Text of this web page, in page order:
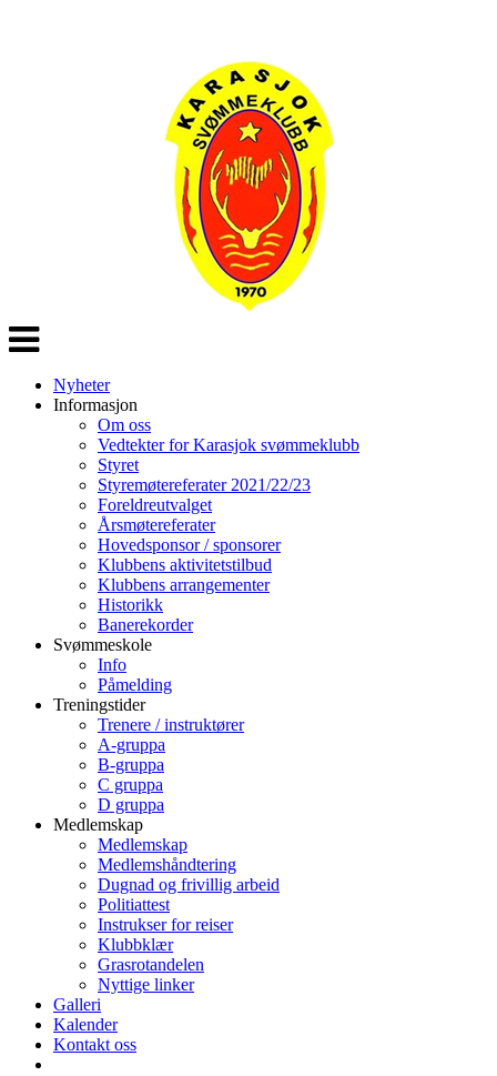
Veksle
navigasjon
Nyheter
Informasjon
Om oss
Vedtekter for Karasjok svømmeklubb
Styret
Styremøtereferater 2021/22/23
Foreldreutvalget
Årsmøtereferater
Hovedsponsor / sponsorer
Klubbens aktivitetstilbud
Klubbens arrangementer
Historikk
Banerekorder
Svømmeskole
Info
Påmelding
Treningstider
Trenere / instruktører
A-gruppa
B-gruppa
C gruppa
D gruppa
Medlemskap
Medlemskap
Medlemshåndtering
Dugnad og frivillig arbeid
Politiattest
Instrukser for reiser
Klubbklær
Grasrotandelen
Nyttige linker
Galleri
Kalender
Kontakt oss